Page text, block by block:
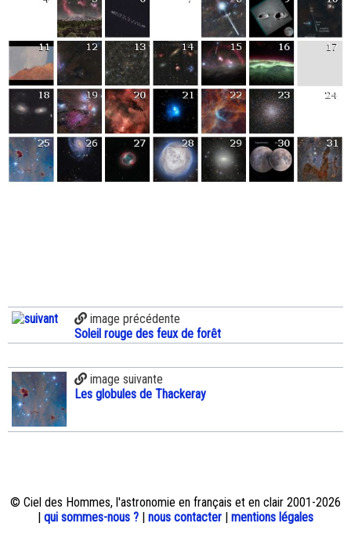
image précédente
Soleil rouge des feux de forêt
image suivante
Les globules de Thackeray
© Ciel des Hommes, l'astronomie en français et en clair 2001-2026
qui sommes-nous ? nous contacter mentions légales